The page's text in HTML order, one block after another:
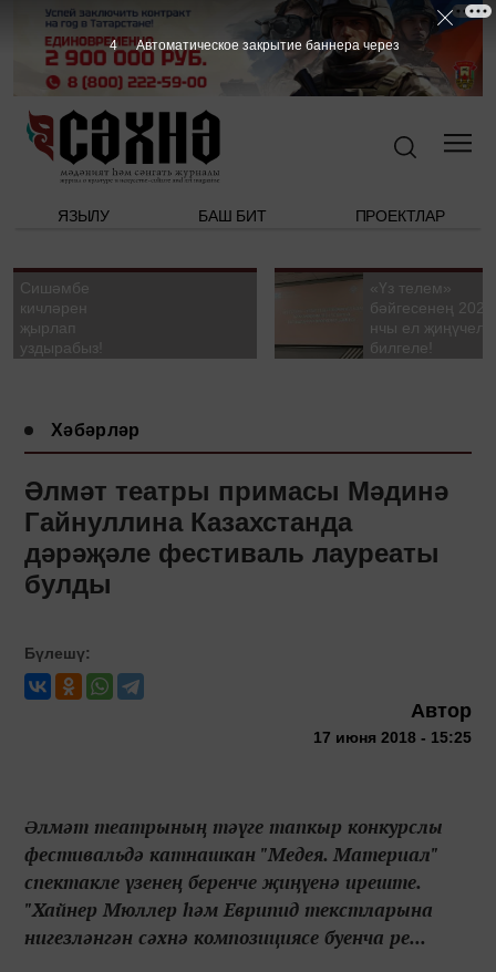
ЯЗЫЛУ БАШ БИТ ПРОЕКТЛАР
Сишәмбе
кичләрен
җырлап
уздырабыз!
«Үз телем»
бәйгесенең 2026
нчы ел
билгеле!
Хәбәрләр
Əлмәт театры примасы Мәдинә
Гайнуллина Казахстанда
дәрәҗәле фестиваль лауреаты
булды
Бүлешү:
Автор
17 июня 2018 - 15:25
Əлмәт театрының тәүге тапкыр конкурслы
фестивальдә катнашкан "Медея. Материал"
спектакле үзенең беренче җиңүенә иреште.
"Хайнер Мюллер һәм Еврипид текстларына
нигезләнгән сәхнә композициясе буенча ре...
3 Автоматическое закрытие баннера через